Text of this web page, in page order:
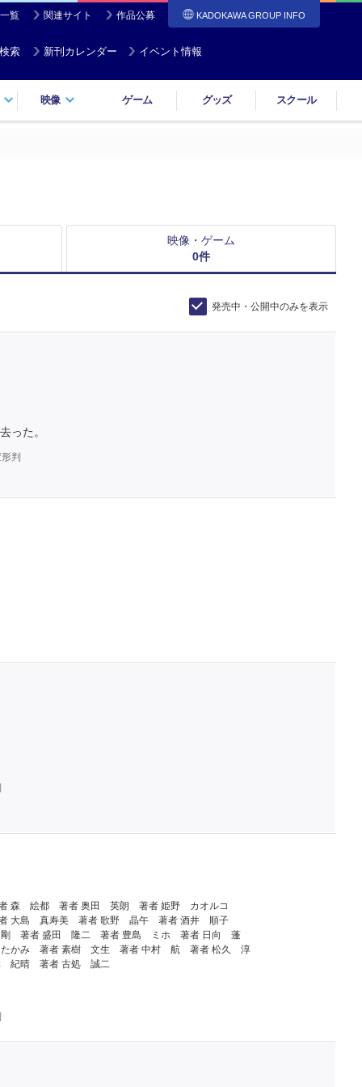
覧 関連サイト 作品公募 KADOKAWA GROUP INFO
索 新刊カレンダー イベント情報
映像 ゲーム グッズ スクール
映像・ゲーム
0件
発売中・公開中のみを表示
った。
判
森 絵都 著者 奥田 英朗
著者 姫野 カオルコ
大島 真寿美
著者 歌野 晶午
著者 酒井 順子
著者 盛田 隆二 著者 豊島 ミホ
著者 日向 蓬
かみ
著者 素樹 文生 著者 中村 航
著者 松久 淳
紀晴
著者 古処 誠二